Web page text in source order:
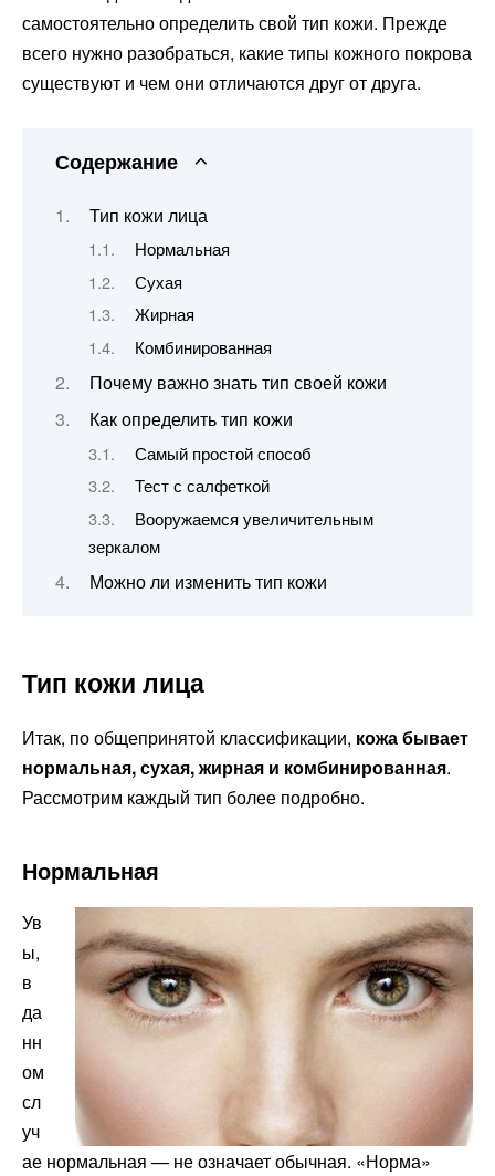
самостоятельно определить свой тип кожи. Прежде
всего нужно разобраться, какие типы кожного покрова
существуют и чем они отличаются друг от друга.
Содержание
Тип кожи лица
Нормальная
Сухая
Жирная
Комбинированная
Почему важно знать тип своей кожи
Как определить тип кожи
Самый простой способ
Тест с салфеткой
Вооружаемся увеличительным
зеркалом
Можно ли изменить тип кожи
Тип кожи лица
Итак, по общепринятой классификации, кожа бывает
нормальная, сухая, жирная и комбинированная.
Рассмотрим каждый тип более подробно.
Нормальная
Ув
ы,
в
да
нн
ом
сл
уч
ае нормальная — не означает обычная. «Норма»